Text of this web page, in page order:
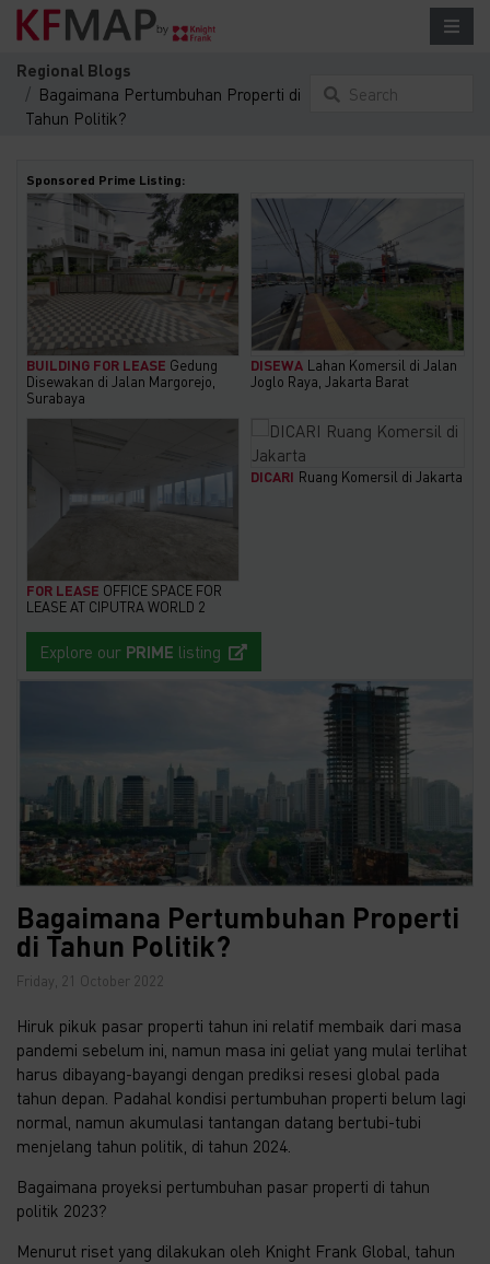
Regional Blogs
Bagaimana Pertumbuhan Properti di
Tahun Politik?
Search
Sponsored Prime Listing:
BUILDING FOR LEASE Gedung
Disewakan di Jalan Margorejo,
Surabaya
DISEWA Lahan Komersil di Jalan
Joglo Raya, Jakarta Barat
FOR LEASE OFFICE SPACE FOR
LEASE AT CIPUTRA WORLD 2
DICARI Ruang Komersil di Jakarta
Explore our PRIME listing
Bagaimana Pertumbuhan Properti
di Tahun Politik?
Friday, 21 October 2022
Hiruk pikuk pasar properti tahun ini relatif membaik dari masa
pandemi sebelum ini, namun masa ini geliat yang mulai terlihat
harus dibayang-bayangi dengan prediksi resesi global pada
tahun depan. Padahal kondisi pertumbuhan properti belum lagi
normal, namun akumulasi tantangan datang bertubi-tubi
menjelang tahun politik, di tahun 2024.
Bagaimana proyeksi pertumbuhan pasar properti di tahun
politik 2023?
Menurut riset yang dilakukan oleh Knight Frank Global, tahun